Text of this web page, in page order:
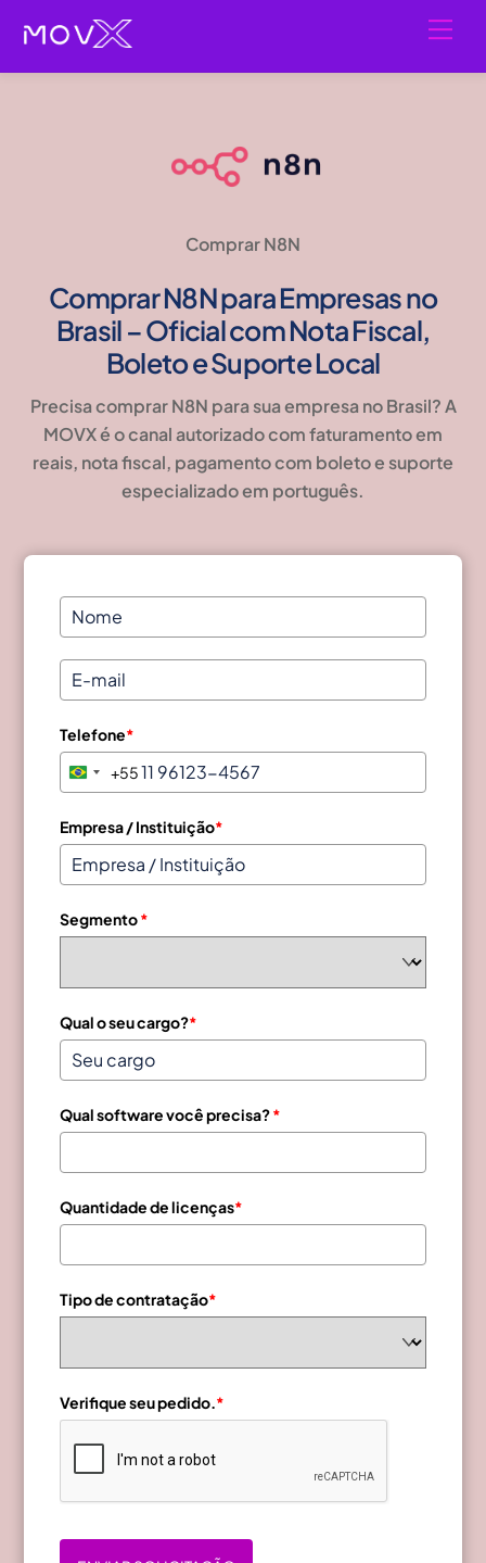
content
Comprar N8N
Comprar N8N para Empresas no
Brasil – Oficial com Nota Fiscal,
Boleto e Suporte Local
Precisa comprar N8N para sua empresa no Brasil? A
MOVX é o canal autorizado com faturamento em
reais, nota fiscal, pagamento com boleto e suporte
especializado em português.
Telefone*
B
a
z
i
+
+55
Empresa / Instituição*
Segmento*
Qual o seu cargo?*
Qual software você precisa?*
Quantidade de licenças*
Tipo de contratação*
Verifique seu pedido. *